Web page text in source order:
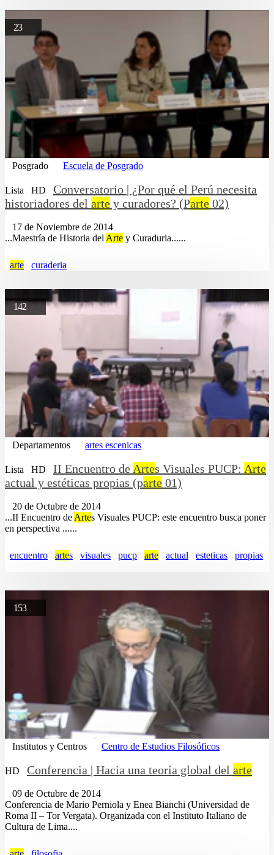
23
Posgrado Escuela de Posgrado
Lista HD
Conversatorio | ¿Por qué el Perú necesita
historiadores del arte y curadores? (Parte 02)
17 de Noviembre de 2014
...Maestría de Historia del Arte y Curaduria......
arte curaderia
142
Departamentos artes escenicas
Lista HD II Encuentro de Artes Visuales PUCP: Arte
actual y estéticas propias (parte 01)
20 de Octubre de 2014
...II Encuentro de Artes Visuales PUCP: este encuentro busca poner
en perspectiva ......
encuentro artes visuales pucp arte actual esteticas propias
153
Institutos y Centros Centro de Estudios Filosóficos
HD Conferencia | Hacia una teoría global del arte
09 de Octubre de 2014
Conferencia de Mario Perniola y Enea Bianchi (Universidad de
Roma II – Tor Vergata). Organizada con el Instituto Italiano de
Cultura de Lima....